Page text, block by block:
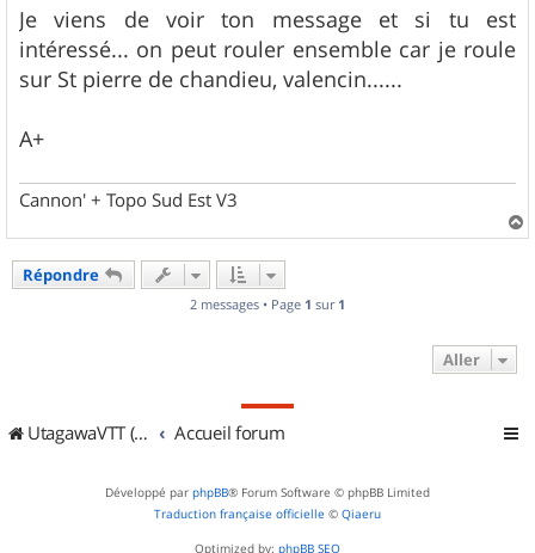
g
e
Je viens de voir ton message et si tu est
intéressé... on peut rouler ensemble car je roule
sur St pierre de chandieu, valencin......
A+
Cannon' + Topo Sud Est V3
a
Répondre
2 messages • Page 1 sur 1
Aller
UtagawaVTT (Randos VTT et VTTAE avec traces GPS) Accueil forum
Développé par phpBB® Forum Software © phpBB Limited
Traduction française officielle © Qiaeru
Optimized by: phpBB SEO